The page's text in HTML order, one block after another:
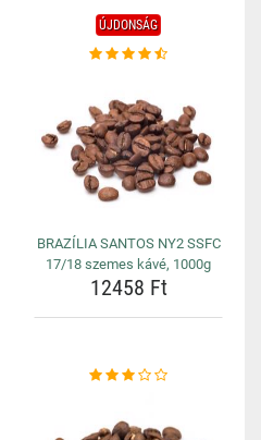
ÚJDONSÁG
BRAZÍLIA SANTOS NY2 SSFC
17/18 szemes kávé, 1000g
12458 Ft